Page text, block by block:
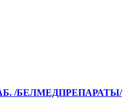
/БЕЛМЕДПРЕПАРАТЫ/